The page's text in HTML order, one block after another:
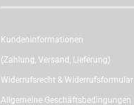
Kundeninformationen
(Zahlung, Versand, Lieferung)
Widerrufsrecht & Widerrufsformular
Allgemeine Geschäftsbedingungen